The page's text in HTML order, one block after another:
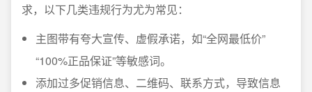
求，以下几类违规行为尤为常见：
主图带有夸大宣传、虚假承诺，如“全网最低价”
“100%正品保证”等敏感词。
添加过多促销信息、二维码、联系方式，导致信息